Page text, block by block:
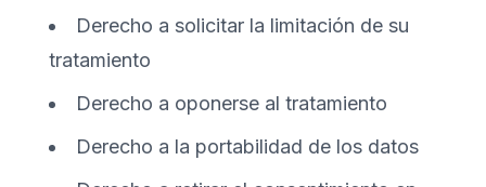
Derecho a solicitar la limitación de su
tratamiento
Derecho a oponerse al tratamiento
Derecho a la portabilidad de los datos